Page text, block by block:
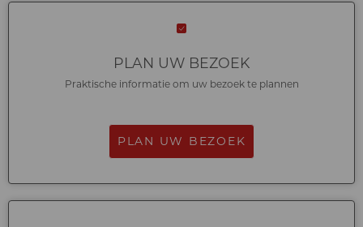
PLAN UW BEZOEK
Praktische informatie om uw bezoek te plannen
PLAN UW BEZOEK